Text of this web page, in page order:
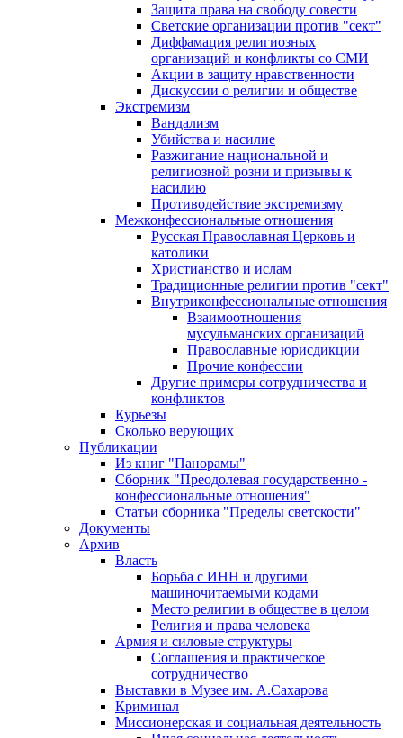
Защита права на свободу совести
Светские организации против "сект"
Диффамация религиозных
организаций и конфликты со СМИ
Акции в защиту нравственности
Дискуссии о религии и обществе
Экстремизм
Вандализм
Убийства и насилие
Разжигание национальной и
религиозной розни и призывы к
насилию
Противодействие экстремизму
Межконфессиональные отношения
Русская Православная Церковь и
католики
Христианство и ислам
Традиционные религии против "сект"
Внутриконфессиональные отношения
Взаимоотношения
мусульманских организаций
Православные юрисдикции
Прочие конфессии
Другие примеры сотрудничества и
конфликтов
Курьезы
Сколько верующих
Публикации
Из книг "Панорамы"
Сборник "Преодолевая государственно -
конфессиональные отношения"
Статьи сборника "Пределы светскости"
Документы
Архив
Власть
Борьба с ИНН и другими
машиночитаемыми кодами
Место религии в обществе в целом
Религия и права человека
Армия и силовые структуры
Соглашения и практическое
сотрудничество
Выставки в Музее им. А.Сахарова
Криминал
Миссионерская и социальная деятельность